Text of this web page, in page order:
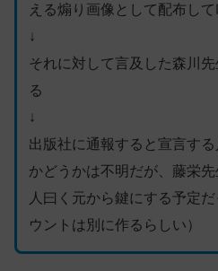
える煽り画像として配布し
↓
それに対して言及した森川
る
↓
出版社に通報すると宣言す
かどうかは不明だが、藤栄
人曰く元から鍵にする予定
ウントは別に作るらしい）